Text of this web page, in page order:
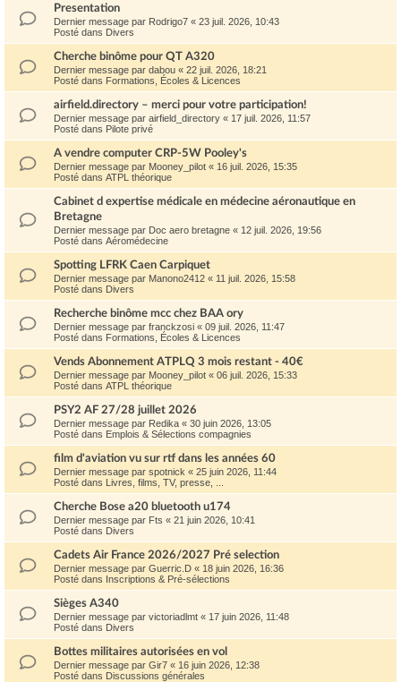
Presentation
Dernier message par Rodrigo7 « 23 juil. 2026, 10:43
Posté dans Divers
Cherche binôme pour QT A320
Dernier message par dabou « 22 juil. 2026, 18:21
Posté dans Formations, Écoles & Licences
airfield.directory – merci pour votre participation!
Dernier message par airfield_directory « 17 juil. 2026, 11:57
Posté dans Pilote privé
A vendre computer CRP-5W Pooley's
Dernier message par Mooney_pilot « 16 juil. 2026, 15:35
Posté dans ATPL théorique
Cabinet d expertise médicale en médecine aéronautique en
Bretagne
Dernier message par Doc aero bretagne « 12 juil. 2026, 19:56
Posté dans Aéromédecine
Spotting LFRK Caen Carpiquet
Dernier message par Manono2412 « 11 juil. 2026, 15:58
Posté dans Divers
Recherche binôme mcc chez BAA ory
Dernier message par franckzosi « 09 juil. 2026, 11:47
Posté dans Formations, Écoles & Licences
Vends Abonnement ATPLQ 3 mois restant - 40€
Dernier message par Mooney_pilot « 06 juil. 2026, 15:33
Posté dans ATPL théorique
PSY2 AF 27/28 juillet 2026
Dernier message par Redika « 30 juin 2026, 13:05
Posté dans Emplois & Sélections compagnies
film d'aviation vu sur rtf dans les années 60
Dernier message par spotnick « 25 juin 2026, 11:44
Posté dans Livres, films, TV, presse, ...
Cherche Bose a20 bluetooth u174
Dernier message par Fts « 21 juin 2026, 10:41
Posté dans Divers
Cadets Air France 2026/2027 Pré selection
Dernier message par Guerric.D « 18 juin 2026, 16:36
Posté dans Inscriptions & Pré-sélections
Sièges A340
Dernier message par victoriadlmt « 17 juin 2026, 11:48
Posté dans Divers
Bottes militaires autorisées en vol
Dernier message par Gir7 « 16 juin 2026, 12:38
Posté dans Discussions générales